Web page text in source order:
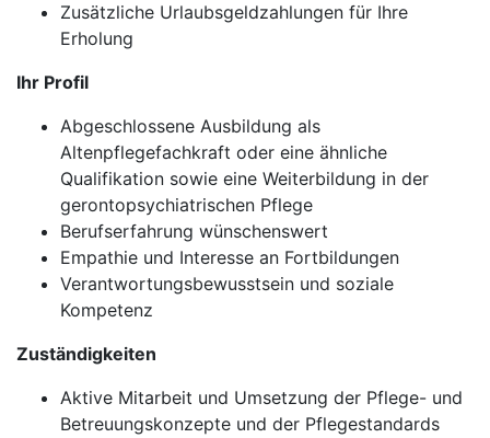
Zusätzliche Urlaubsgeldzahlungen für Ihre
Erholung
Ihr Profil
Abgeschlossene Ausbildung als
Altenpflegefachkraft oder eine ähnliche
Qualifikation sowie eine Weiterbildung in der
gerontopsychiatrischen Pflege
Berufserfahrung wünschenswert
Empathie und Interesse an Fortbildungen
Verantwortungsbewusstsein und soziale
Kompetenz
Zuständigkeiten
Aktive Mitarbeit und Umsetzung der Pflege- und
Betreuungskonzepte und der Pflegestandards